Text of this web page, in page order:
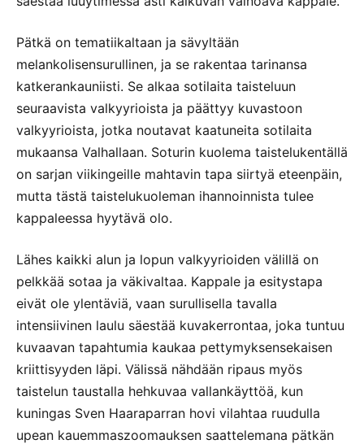
Pätkä on tematiikaltaan ja sävyltään
melankolisensurullinen, ja se rakentaa tarinansa
katkerankauniisti. Se alkaa sotilaita taisteluun
seuraavista valkyyrioista ja päättyy kuvastoon
valkyyrioista, jotka noutavat kaatuneita sotilaita
mukaansa Valhallaan. Soturin kuolema taistelukentällä
on sarjan viikingeille mahtavin tapa siirtyä eteenpäin,
mutta tästä taistelukuoleman ihannoinnista tulee
kappaleessa hyytävä olo.
Lähes kaikki alun ja lopun valkyyrioiden välillä on
pelkkää sotaa ja väkivaltaa. Kappale ja esitystapa
eivät ole ylentäviä, vaan surullisella tavalla
intensiivinen laulu säestää kuvakerrontaa, joka tuntuu
kuvaavan tapahtumia kaukaa pettymyksensekaisen
kriittisyyden läpi. Välissä nähdään ripaus myös
taistelun taustalla hehkuvaa vallankäyttöä, kun
kuningas Sven Haaraparran hovi vilahtaa ruudulla
upean kauemmaszoomauksen saattelemana pätkän